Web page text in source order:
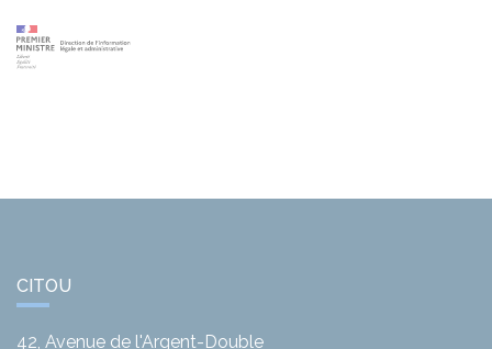
CITOU
42, Avenue de l'Argent-Double